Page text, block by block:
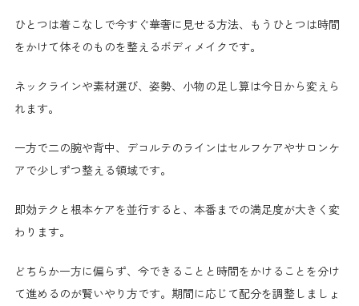
ひとつは着こなしで今すぐ華奢に見せる方法、もうひとつは時間
をかけて体そのものを整えるボディメイクです。
ネックラインや素材選び、姿勢、小物の足し算は今日から変えら
れます。
一方で二の腕や背中、デコルテのラインはセルフケアやサロンケ
アで少しずつ整える領域です。
即効テクと根本ケアを並行すると、本番までの満足度が大きく変
わります。
どちらか一方に偏らず、今できることと時間をかけることを分け
て進めるのが賢いやり方です。期間に応じて配分を調整しましょ